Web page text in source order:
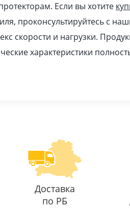
Если вы хотите
проконсультируйтесь с
скорости и нагрузки.
характеристики
Доставка
по РБ